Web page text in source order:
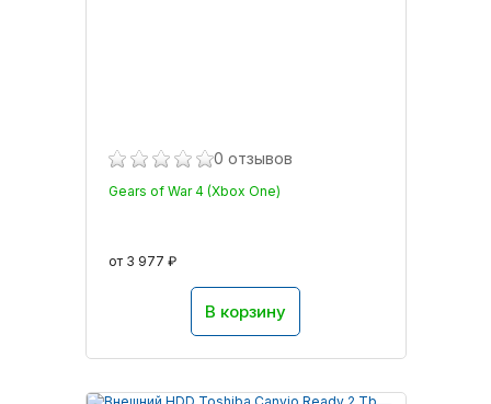
0 отзывов
Gears of War 4 (Xbox One)
от 3 977 ₽
В корзину